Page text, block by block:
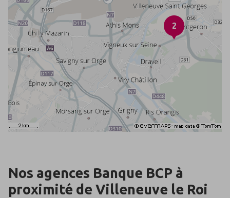
2
Nos agences Banque BCP à
proximité de Villeneuve le Roi